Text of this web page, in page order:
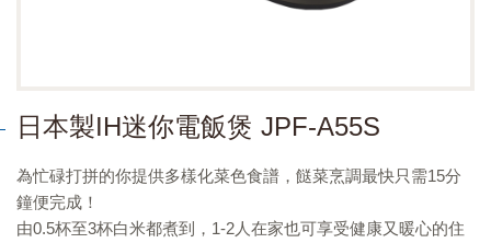
日本製IH迷你電飯煲 JPF-A55S
為忙碌打拼的你提供多樣化菜色食譜，餸菜烹調最快只需15分
鐘便完成！
由0.5杯至3杯白米都煮到，1-2人在家也可享受健康又暖心的住